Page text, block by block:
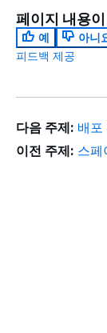
페이지 내용
예
아니
피드백 제공
다음 주제: 배포
이전 주제: 스페